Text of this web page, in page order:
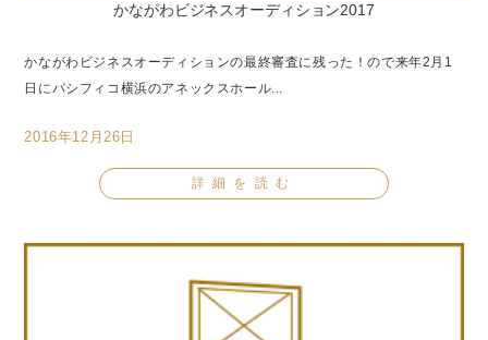
かながわビジネスオーディション2017
かながわビジネスオーディションの最終審査に残った！ので来年2月1
日にパシフィコ横浜のアネックスホール...
2016年12月26日
詳細を読む